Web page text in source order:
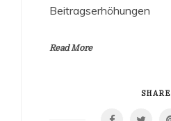
Beitragserhöhungen
Read More
SHARE